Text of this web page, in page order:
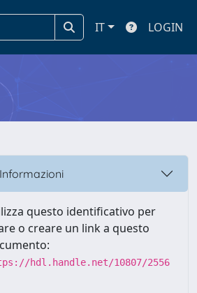
IT LOGIN
Informazioni
questo identificativo per
o creare un link a questo
hdl.handle.net/10807/2556